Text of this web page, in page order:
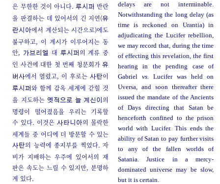
은 무한한 것이 아니다.루시퍼 반란
을 판결하는 데 있어서의 긴 지연(유
란시아에서 계산되는 시간으로)에도
불구하고, 이 계시가 이루어지는 동
안,
가브리엘 대 루시퍼 의 계류 중
인 사건에 대한 첫 번째 청문회가유
버사에서 열렸고, 이 후로는사탄이
루시퍼와 함께 감옥 세계에 갇힐 것
을 지도하는 옛적으로 늘 계신이의
명령이 떨어졌음을 우리는 기록할
수 있다. 이것은사타니아의 몰락한
세계들 중 어디에 더 방문할 수 있는
사탄의 능력에 종지부를 찍었다. 자
비가 지배하는 우주에 있어서의 재
판은 속도는 느릴 수 있지만, 분명하
게 있다.
delays are not interminable.
Notwithstanding the long delay (as
time is reckoned on Urantia) in
adjudicating the Lucifer rebellion,
we may record that, during the time
of effecting this revelation, the first
hearing in the pending case of
Gabriel vs.
Lucifer was held on
Uversa, and soon thereafter there
issued the mandate of the Ancients
of Days directing that Satan be
henceforth confined to the prison
world with Lucifer. This ends the
ability of Satan to pay further visits
to any of the fallen worlds of
Satania. Justice in a mercy-
dominated universe may be slow,
but it is certain.